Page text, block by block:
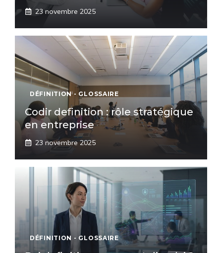
23 novembre 2025
DÉFINITION - GLOSSAIRE
Codir definition : rôle stratégique
en entreprise
23 novembre 2025
DÉFINITION - GLOSSAIRE